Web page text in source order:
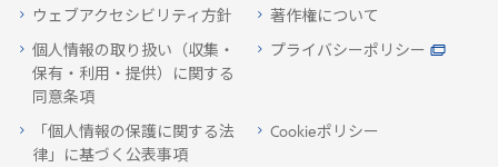
ウェブアクセシビリティ方針 著作権について
個人情報の取り扱い（収集・
保有・利用・提供）に関する
同意条項
プライバシーポリシー
「個人情報の保護に関する法
律」に基づく公表事項
Cookieポリシー